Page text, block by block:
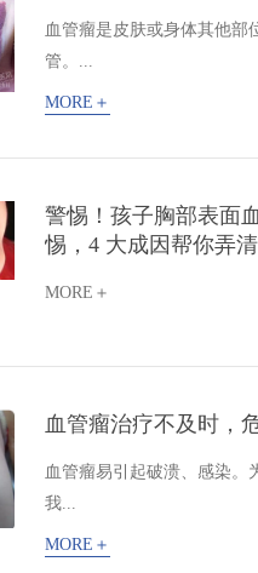
血管瘤是皮肤或身体其他部
管。...
MORE＋
警惕！孩子胸部表面
惕，4 大成因帮你弄
MORE＋
血管瘤治疗不及时，
血管瘤易引起破溃、感染。
我...
MORE＋